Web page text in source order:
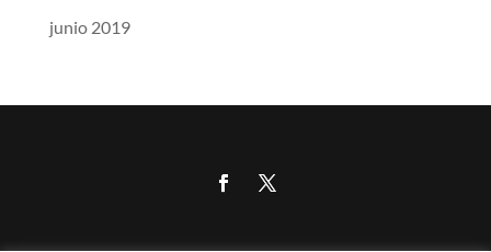
junio 2019